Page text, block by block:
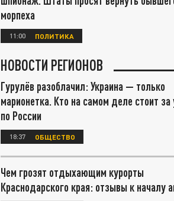
морпеха
11:00 ПОЛИТИКА
НОВОСТИ РЕГИОНОВ
Гурулёв разоблачил: Украина — только
марионетка. Кто на самом деле стоит
по России
18:37 ОБЩЕСТВО
Чем грозят отдыхающим курорты
Краснодарского края: отзывы к началу